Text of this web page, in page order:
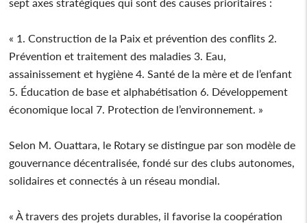
« 1. Construction de la Paix et prévention des conflits 2.
Prévention et traitement des maladies 3. Eau,
assainissement et hygiène 4. Santé de la mère et de l’enfant
5. Éducation de base et alphabétisation 6. Développement
économique local 7. Protection de l’environnement. »
Selon M. Ouattara, le Rotary se distingue par son modèle de
gouvernance décentralisée, fondé sur des clubs autonomes,
solidaires et connectés à un réseau mondial.
« À travers des projets durables, il favorise la coopération